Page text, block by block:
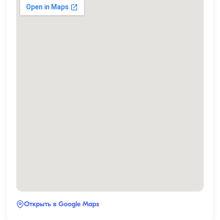
Открыть в Google Maps